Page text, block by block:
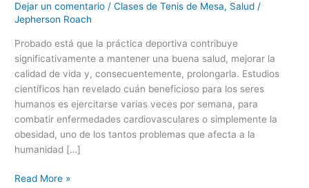
Dejar un comentario /Clases de Tenis de Mesa, Salud /
Jepherson Roach
Probado está que la práctica deportiva contribuye
significativamente a mantener una buena salud, mejorar la
calidad de vida y, consecuentemente, prolongarla. Estudios
científicos han revelado cuán beneficioso para los seres
humanos es ejercitarse varias veces por semana, para
combatir enfermedades cardiovasculares o simplemente la
obesidad, uno de los tantos problemas que afecta a la
humanidad […]
Read More »